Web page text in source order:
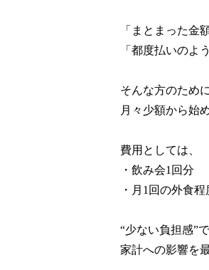
「まとまった金
「都度払いのよ
そんな方のため
月々少額から始
費用としては、
・飲み会1回分
・月1回の外食程
“少ない負担感”
家計への影響を